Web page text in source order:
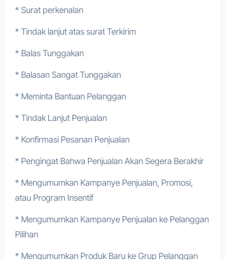
* Surat perkenalan
* Tindak lanjut atas surat Terkirim
* Balas Tunggakan
* Balasan Sangat Tunggakan
* Meminta Bantuan Pelanggan
* Tindak Lanjut Penjualan
* Konfirmasi Pesanan Penjualan
* Pengingat Bahwa Penjualan Akan Segera Berakhir
* Mengumumkan Kampanye Penjualan, Promosi,
atau Program Insentif
* Mengumumkan Kampanye Penjualan ke Pelanggan
Pilihan
* Mengumumkan Produk Baru ke Grup Pelanggan